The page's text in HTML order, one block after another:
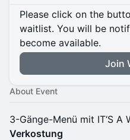
Please click on the
waitlist. You will be
become available.
Join
About Event
3-Gänge-Menü mit IT‘S A
Verkostung